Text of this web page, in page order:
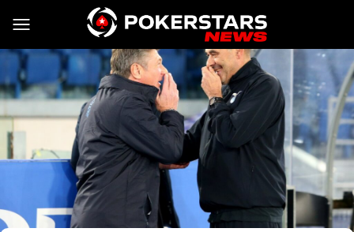
Vai al contenuto